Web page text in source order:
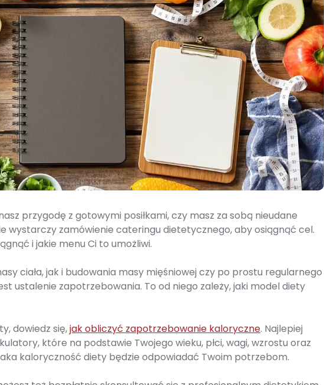
przygodę z gotowymi posiłkami, czy masz za sobą nieudane
wystarczy zamówienie cateringu dietetycznego, aby osiągnąć cel.
i jakie menu Ci to umożliwi.
ciała, jak i budowania masy mięśniowej czy po prostu regularnego
ustalenie zapotrzebowania. To od niego zależy, jaki model diety
dowiedz się,jak obliczyć zapotrzebowanie kaloryczne. Najlepiej
które na podstawie Twojego wieku, płci, wagi, wzrostu oraz
kaloryczność diety będzie odpowiadać Twoim potrzebom.